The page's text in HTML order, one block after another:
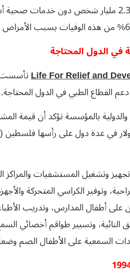
كما أكدت الإحصاءات أن حوالي 2.3 مليار شخص
الدول المحتاجة
القطاع الطبي في الدول المحتاجة.
بالمؤسسة تؤكد أن قيمة
بنحو 231 مليون دولار في عدة دول على
وتشغيل المستشفيات والمراكز
وتوفير الكراسي المتحركة
على أطفال المدارس، وتدريب
النائية، وتسيير طواقم أخصائي
السمعية على الأطفال الصم